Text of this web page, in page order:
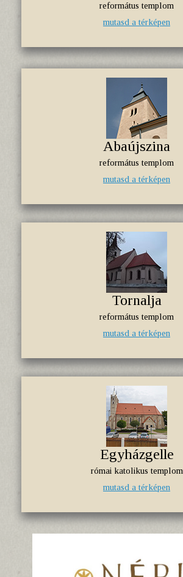
református templom
mutasd a térképen
Abaújszina
református templom
mutasd a térképen
Tornalja
református templom
mutasd a térképen
Egyházgelle
római katolikus templom
mutasd a térképen